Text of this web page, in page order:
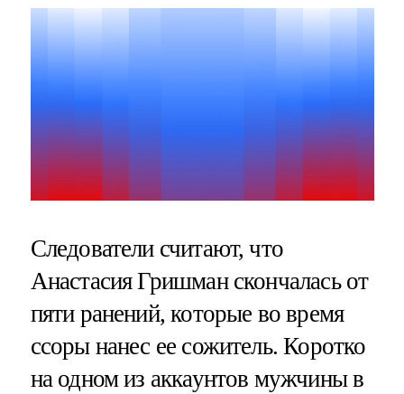
Следователи считают, что
Анастасия Гришман скончалась от
пяти ранений, которые во время
ссоры нанес ее сожитель. Коротко
на одном из аккаунтов мужчины в